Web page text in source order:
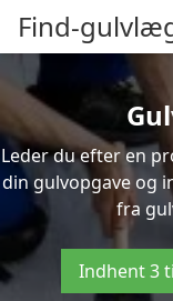
Find-
Leder du efter en
din gulvopgave og
fra
Indhent 3